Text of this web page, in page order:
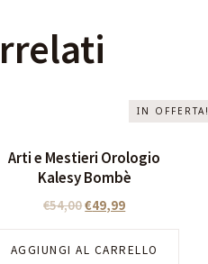
IN OFFERTA!
Arti e Mestieri Orologio
Kalesy Bombè
€54,00€49,99
AGGIUNGI AL CARRELLO